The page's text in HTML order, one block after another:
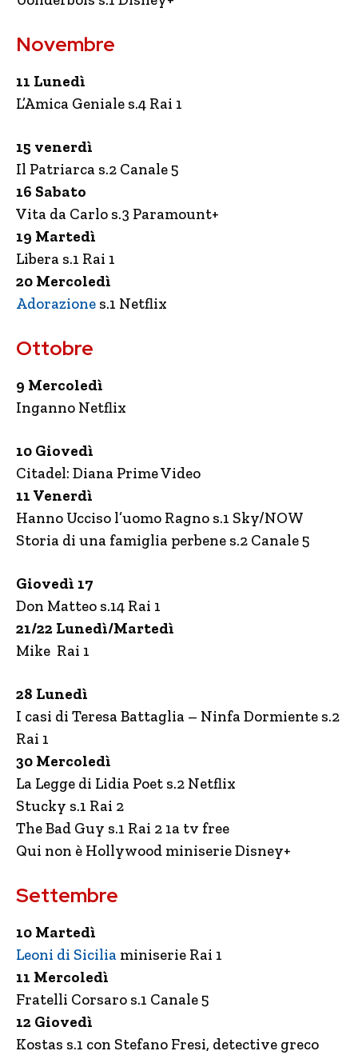
Novembre
11 Lunedì
L’Amica Geniale s.4 Rai 1
15 venerdì
Il Patriarca s.2 Canale 5
16 Sabato
Vita da Carlo s.3 Paramount+
19 Martedì
Libera s.1 Rai 1
20 Mercoledì
Adorazione s.1 Netflix
Ottobre
9 Mercoledì
Inganno Netflix
10 Giovedì
Citadel: Diana Prime Video
11 Venerdì
Hanno Ucciso l’uomo Ragno s.1 Sky/NOW
Storia di una famiglia perbene s.2 Canale 5
Giovedì 17
Don Matteo s.14 Rai 1
21/22 Lunedì/Martedì
Mike Rai 1
28 Lunedì
I casi di Teresa Battaglia – Ninfa Dormiente s.2
Rai 1
30 Mercoledì
La Legge di Lidia Poet s.2 Netflix
Stucky s.1 Rai 2
The Bad Guy s.1 Rai 2 1a tv free
Qui non è Hollywood miniserie Disney+
Settembre
10 Martedì
Leoni di Sicilia miniserie Rai 1
11 Mercoledì
Fratelli Corsaro s.1 Canale 5
12 Giovedì
Kostas s.1 con Stefano Fresi, detective greco